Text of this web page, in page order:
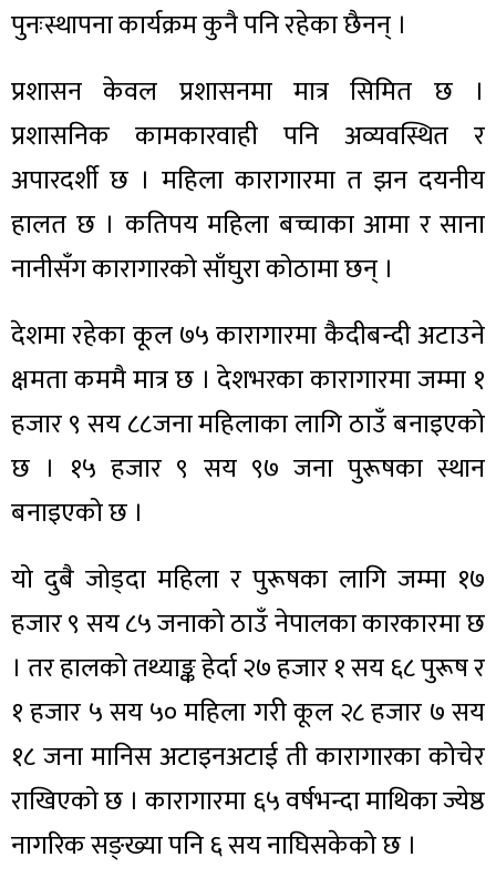
पुनःस्थापना कार्यक्रम कुनै पनि रहेका छैनन् ।
प्रशासन केवल प्रशासनमा मात्र सिमित छ ।
प्रशासनिक कामकारवाही पनि अव्यवस्थित र
अपारदर्शी छ । महिला कारागारमा त झन दयनीय
हालत छ । कतिपय महिला बच्चाका आमा र साना
नानीसँग कारागारको साँघुरा कोठामा छन् ।
देशमा रहेका कूल ७५ कारागारमा कैदीबन्दी अटाउने
क्षमता कममै मात्र छ । देशभरका कारागारमा जम्मा १
हजार ९ सय ८८जना महिलाका लागि ठाउँ बनाइएको
छ । १५ हजार ९ सय ९७ जना पुरूषका स्थान
बनाइएको छ ।
यो दुबै जोड्दा महिला र पुरूषका लागि जम्मा १७
हजार ९ सय ८५ जनाको ठाउँ नेपालका कारकारमा छ
। तर हालको तथ्याङ्क हेर्दा २७ हजार १ सय ६८ पुरूष र
१ हजार ५ सय ५० महिला गरी कूल २८ हजार ७ सय
१८ जना मानिस अटाइनअटाई ती कारागारका कोचेर
राखिएको छ । कारागारमा ६५ वर्षभन्दा माथिका ज्येष्ठ
नागरिक सङ्ख्या पनि ६ सय नाघिसकेको छ ।